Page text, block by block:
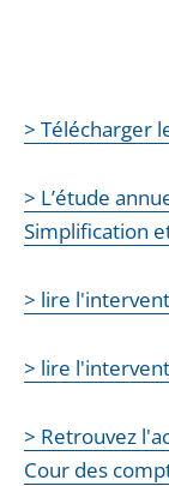
> Télécharger
> L’étude
Simplification
> lire
> lire
> Retrouvez
Cour des